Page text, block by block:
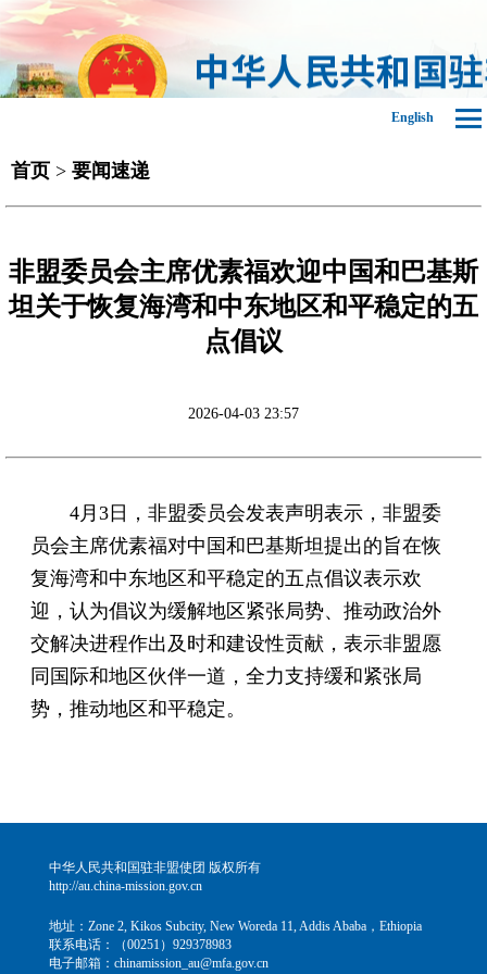
English
首页 > 要闻速递
非盟委员会主席优素福欢迎中国和巴基斯
坦关于恢复海湾和中东地区和平稳定的五
点倡议
2026-04-03 23:57
4月3日，非盟委员会发表声明表示，非盟委
员会主席优素福对中国和巴基斯坦提出的旨在恢
复海湾和中东地区和平稳定的五点倡议表示欢
迎，认为倡议为缓解地区紧张局势、推动政治外
交解决进程作出及时和建设性贡献，表示非盟愿
同国际和地区伙伴一道，全力支持缓和紧张局
势，推动地区和平稳定。
中华人民共和国驻非盟使团 版权所有
http://au.china-mission.gov.cn
地址：Zone 2, Kikos Subcity, New Woreda 11, Addis Ababa，Ethiopia
联系电话：（00251）929378983
电子邮箱：chinamission_au@mfa.gov.cn